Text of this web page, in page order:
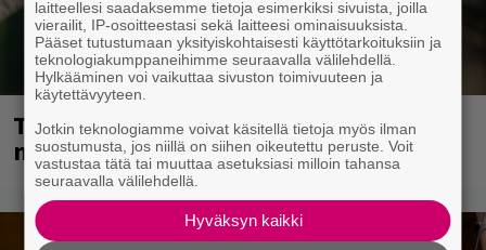
Tampereella sunnuntaina superpäivä –
nämä artistit mukana
laitteellesi saadaksemme tietoja esimerkiksi sivuista, joilla
vierailit, IP-osoitteestasi sekä laitteesi ominaisuuksista.
Pääset tutustumaan yksityiskohtaisesti käyttötarkoituksiin ja
teknologiakumppaneihimme seuraavalla välilehdellä.
Hylkääminen voi vaikuttaa sivuston toimivuuteen ja
käytettävyyteen.
Jotkin teknologiamme voivat käsitellä tietoja myös ilman
suostumusta, jos niillä on siihen oikeutettu peruste. Voit
vastustaa tätä tai muuttaa asetuksiasi milloin tahansa
seuraavalla välilehdellä.
Hyväksyn kaikki